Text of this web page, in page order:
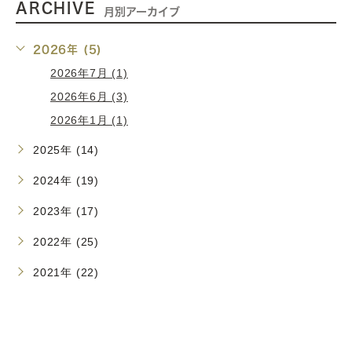
ARCHIVE 月別アーカイブ
2026年 (5)
2026年7月 (1)
2026年6月 (3)
2026年1月 (1)
2025年 (14)
2024年 (19)
2023年 (17)
2022年 (25)
2021年 (22)